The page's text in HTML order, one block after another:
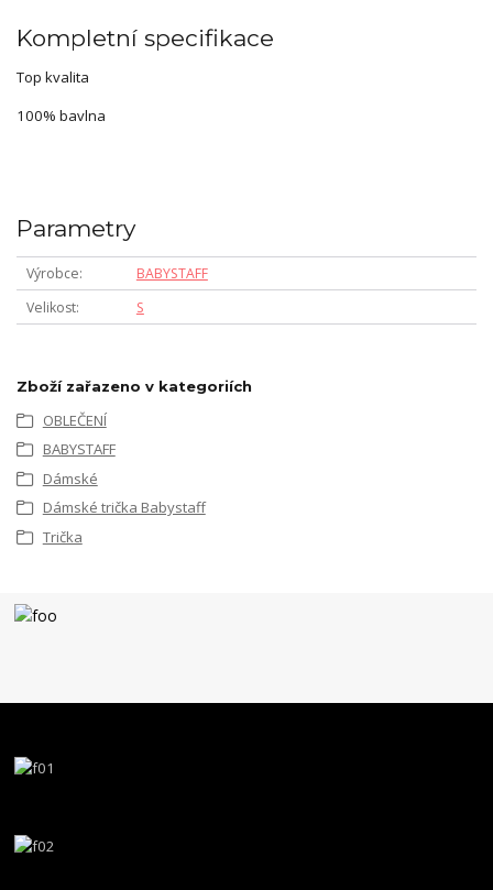
Kompletní specifikace
Top kvalita
100% bavlna
Parametry
Výrobce
BABYSTAFF
Velikost
S
Zboží zařazeno v kategoriích
OBLEČENÍ
BABYSTAFF
Dámské
Dámské trička Babystaff
Trička